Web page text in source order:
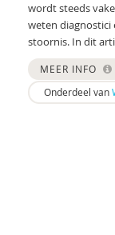
Tatiana
I. Breetvelt
Gerrit
Ellen van
wordt steeds
weten diagnostici
stoornis. In dit
MEER INFO
Onderdeel van